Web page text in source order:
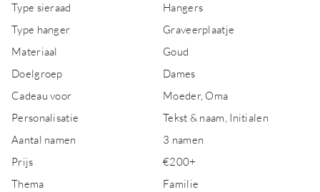
Type sieraad
Hangers
Type hanger
Graveerplaatje
Materiaal
Goud
Doelgroep
Dames
Cadeau voor
Moeder, Oma
Personalisatie
Tekst & naam, Initialen
Aantal namen
3 namen
Prijs
€200+
Thema
Familie